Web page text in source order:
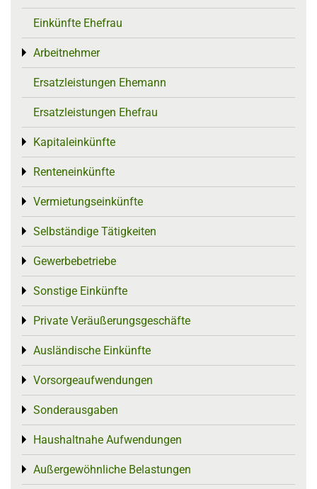
Einkünfte Ehefrau
Arbeitnehmer
Toggle menu
Ersatzleistungen Ehemann
Ersatzleistungen Ehefrau
Kapitaleinkünfte
Toggle menu
Renteneinkünfte
Toggle menu
Vermietungseinkünfte
Toggle menu
Selbständige Tätigkeiten
Toggle menu
Gewerbebetriebe
Toggle menu
Sonstige Einkünfte
Toggle menu
Private Veräußerungsgeschäfte
Toggle menu
Ausländische Einkünfte
Toggle menu
Vorsorgeaufwendungen
Toggle menu
Sonderausgaben
Toggle menu
Haushaltnahe Aufwendungen
Toggle menu
Außergewöhnliche Belastungen
Toggle menu